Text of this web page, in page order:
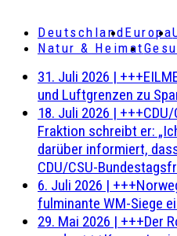
DeutschlandEuropa
Natur & Heimat
31. Juli 2026 |
und Luftgrenzen zu
18. Juli 2026 |
Fraktion schreibt er:
darüber informiert,
CDU/CSU-
6. Juli 2026 |
fulminante WM-Siege
29. Mai 2026 | +++Der